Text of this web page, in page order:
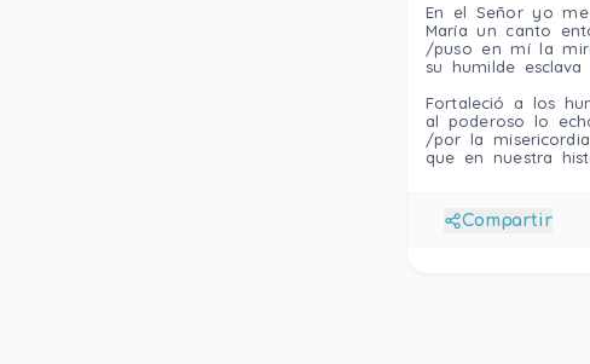
En el Señor yo me
Marí­a un canto
/puso en mí­ la
su humilde
Fortaleció a los
al poderoso lo
/por la misericordia
que en nuestra
Compartir